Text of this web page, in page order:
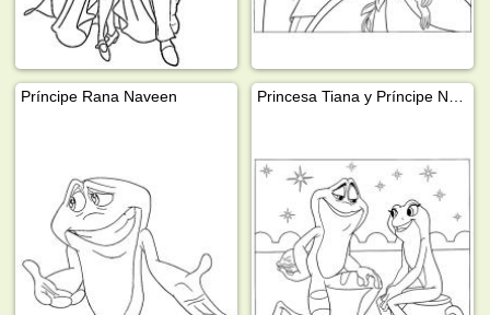
Príncipe Rana Naveen